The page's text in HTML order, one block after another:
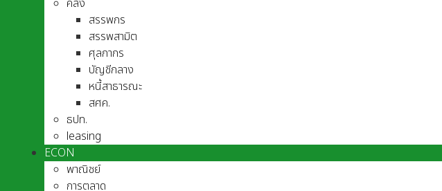
คลัง
สรรพกร
สรรพสามิต
ศุลกากร
บัญชีกลาง
หนี้สาธารณะ
สศค.
ธปท.
leasing
ECON
พาณิชย์
การตลาด